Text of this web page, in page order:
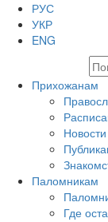
РУС
УКР
ENG
Прихожанам
Новости
Паломникам
Где